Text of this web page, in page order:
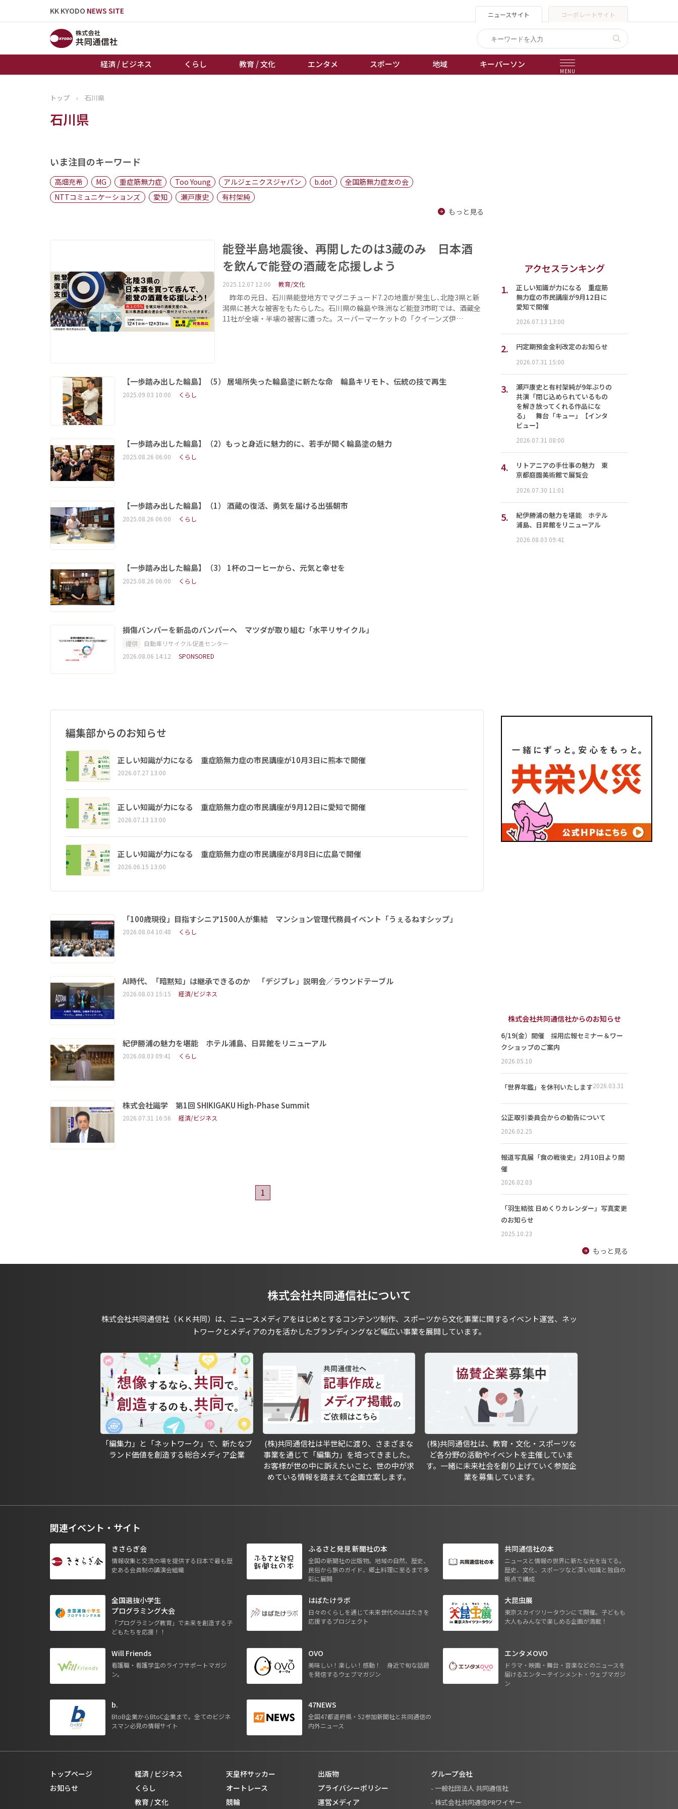
KK KYODO NEWS SITE ニュースサイト コーポレートサイト
経済 / ビジネス くらし 教育 / 文化 エンタメ スポーツ 地域 キーパーソン
MENU
トップページ
地域
キーパーソン
棋王戦
トップ › 石川県
石川県
いま注目のキーワード
高畑充希 MG 重症筋無力症 Too Young アルジェニクスジャパン b.dot
全国筋無力症友の会
NTTコミュニケーションズ
愛知 瀬戸康史
有村架純
もっと見る
能登半島地震後、再開したのは3蔵のみ 日本酒
を飲んで能登の酒蔵を応援しよう
2025.12.07 12:00 教育/文化
昨年の元日、石川県能登地方でマグニチュード7.2の地震が発生し､北陸3県と新
潟県に甚大な被害をもたらした。石川県の輪島や珠洲など能登3市町では、酒蔵全
11社が全壊・半壊の被害に遭った。スーパーマーケットの「クイーンズ伊…
【一歩踏み出した輪島】（5） 居場所失った輪島塗に新たな命 輪島キリモト、伝統の技で再生
2025.09.03 10:00 くらし
【一歩踏み出した輪島】（2）もっと身近に魅力的に、若手が開く輪島塗の魅力
2025.08.26 06:00 くらし
【一歩踏み出した輪島】（1） 酒蔵の復活、勇気を届ける出張朝市
2025.08.26 06:00 くらし
【一歩踏み出した輪島】（3） 1杯のコーヒーから、元気と幸せを
2025.08.26 06:00 くらし
損傷バンパーを新品のバンパーへ マツダが取り組む「水平リサイクル」
提供
自動車リサイクル促進センター
2026.08.06 14:12
SPONSORED
編集部からのお知らせ
正しい知識が力になる 重症筋無力症の市民講座が10月3日に熊本で開催
2026.07.27 13:00
正しい知識が力になる 重症筋無力症の市民講座が9月12日に愛知で開催
2026.07.13 13:00
正しい知識が力になる 重症筋無力症の市民講座が8月8日に広島で開催
2026.06.15 13:00
「100歳現役」目指すシニア1500人が集結 マンション管理代務員イベント「うぇるねすシップ」
2026.08.04 10:48 くらし
AI時代、「暗黙知」は継承できるのか 「デジブレ」説明会／ラウンドテーブル
2026.08.03 15:15 経済/ビジネス
紀伊勝浦の魅力を堪能 ホテル浦島、日昇館をリニューアル
2026.08.03 09:41 くらし
株式会社識学 第1回 SHIKIGAKU High-Phase Summit
2026.07.31 16:56 経済/ビジネス
1
アクセスランキング
1.
正しい知識が力になる 重症筋
無力症の市民講座が9月12日に
愛知で開催
2026.07.13 13:00
2. 円定期預金金利改定のお知らせ
2026.07.31 15:00
3.
瀬戸康史と有村架純が9年ぶりの
共演「閉じ込められているもの
を解き放ってくれる作品にな
る」 舞台「キュー」【インタ
ビュー】
2026.07.31 08:00
4.
リトアニアの手仕事の魅力 東
京都庭園美術館で展覧会
2026.07.30 11:01
5.
紀伊勝浦の魅力を堪能 ホテル
浦島、日昇館をリニューアル
2026.08.03 09:41
株式会社共同通信社からのお知らせ
6/19(金）開催 採用広報セミナー＆ワー
クショップのご案内
2026.05.10
「世界年鑑」を休刊いたします2026.03.31
公正取引委員会からの勧告について
2026.02.25
報道写真展「食の戦後史」2月10日より開
催
2026.02.03
「羽生結弦 日めくりカレンダー」写真変更
のお知らせ
2025.10.23
もっと見る
株式会社共同通信社について
株式会社共同通信社（ＫＫ共同）は、ニュースメディアをはじめとするコンテンツ制作、スポーツから文化事業に関するイベント運営、ネッ
トワークとメディアの力を活かしたブランディングなど幅広い事業を展開しています。
「編集力」と「ネットワーク」で、新たなブ
ランド価値を創造する総合メディア企業
(株)共同通信社は半世紀に渡り、さまざまな
事業を通じて「編集力」を培ってきました。
お客様が世の中に訴えたいこと、世の中が求
めている情報を踏まえて企画立案します。
(株)共同通信社は、教育・文化・スポーツな
ど各分野の活動やイベントを主催していま
す。一緒に未来社会を創り上げていく参加企
業を募集しています。
関連イベント・サイト
きさらぎ会
情報収集と交流の場を提供する日本で最も歴
史ある会員制の講演会組織
ふるさと発見 新聞社の本
全国の新聞社の出版物。地域の自然、歴史、
民俗から旅のガイド、郷土料理に至るまで多
彩に展開
共同通信社の本
ニュースと情報の世界に新たな光を当てる。
歴史、文化、スポーツなど深い知識と独自の
視点で構成
全国選抜小学生
プログラミング大会
「プログラミング教育」で未来を創造する子
どもたちを応援！！
はばたけラボ
日々のくらしを通じて未来世代のはばたきを
応援するプロジェクト
大昆虫展
東京スカイツリータウンにて開催。子どもも
大人もみんなで楽しめる企画が満載！
Will Friends
看護職・看護学生のライフサポートマガジ
ン。
OVO
美味しい！楽しい！感動！ 身近で旬な話題
を発信するウェブマガジン
エンタメOVO
ドラマ・映画・舞台・音楽などのニュースを
届けるエンターテインメント・ウェブマガジ
ン
b.
BtoB企業からBtoC企業まで。全てのビジネ
スマン必見の情報サイト
47NEWS
全国47都道府県・52参加新聞社と共同通信の
内外ニュース
トップページ
お知らせ
経済 / ビジネス
くらし
教育 / 文化
天皇杯サッカー
オートレース
競輪
出版物
プライバシーポリシー
運営メディア
グループ会社
- 一般社団法人 共同通信社
- 株式会社共同通信PRワイヤー